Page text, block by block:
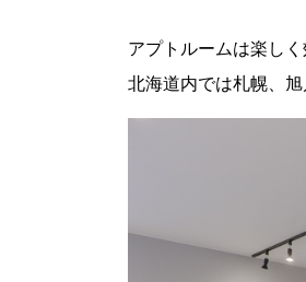
アプトルームは楽し
北海道内では札幌、